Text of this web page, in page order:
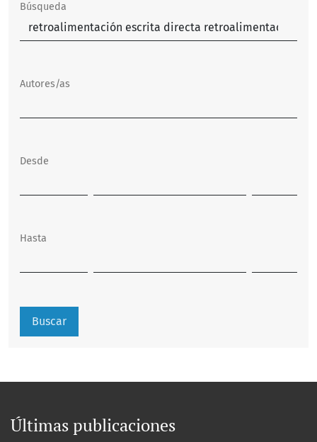
Búsqueda
Autores/as
Desde
Hasta
Buscar
Últimas publicaciones